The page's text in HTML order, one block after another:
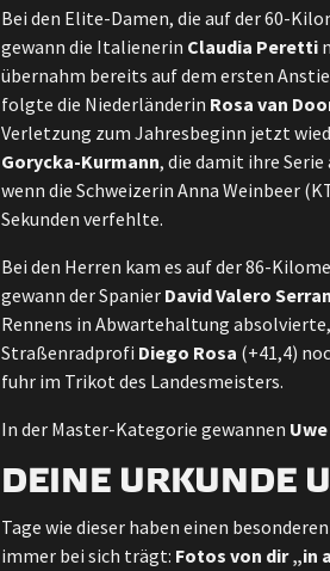
Bei den Elite-Damen, die auf der 60-
gewann die Italienerin Claudia Peretti
übernahm bereits auf dem ersten
folgte die Niederländerin Rosa van
Verletzung zum Jahresbeginn jetzt
Gorycka-Kurmann, die damit ihre
wenn die Schweizerin Anna Weinbeer
Sekunden verfehlte.
Bei den Herren kam es auf der 86-
gewann der Spanier David Valero
Rennens in Abwartehaltung
Straßenradprofi Diego Rosa (+41,4)
fuhr im Trikot des Landesmeisters.
In der Master-Kategorie gewannen
DEINE URKUNDE
Tage wie dieser haben einen
immer bei sich trägt: Fotos von dir „in